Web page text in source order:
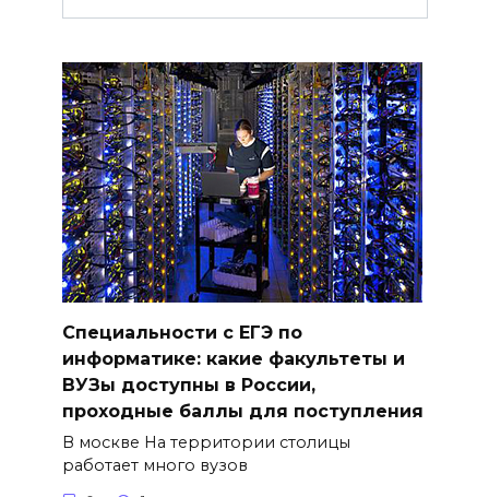
Специальности с ЕГЭ по
информатике: какие факультеты и
ВУЗы доступны в России,
проходные баллы для поступления
В москве На территории столицы
работает много вузов